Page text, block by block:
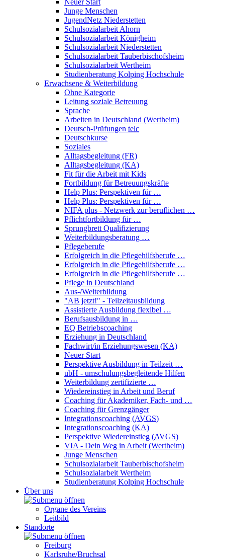
Neuer Start
Junge Menschen
JugendNetz Niederstetten
Schulsozialarbeit Ahorn
Schulsozialarbeit Königheim
Schulsozialarbeit Niederstetten
Schulsozialarbeit Tauberbischofsheim
Schulsozialarbeit Wertheim
Studienberatung Kolping Hochschule
Erwachsene & Weiterbildung
Ohne Kategorie
Leitung soziale Betreuung
Sprache
Arbeiten in Deutschland (Wertheim)
Deutsch-Prüfungen telc
Deutschkurse
Soziales
Alltagsbegleitung (FR)
Alltagsbegleitung (KA)
Fit für die Arbeit mit Kids
Fortbildung für Betreuungskräfte
Help Plus: Perspektiven für …
Help Plus: Perspektiven für …
NIFA plus - Netzwerk zur beruflichen …
Pflichtfortbildung für …
Sprungbrett Qualifizierung
Weiterbildungsberatung …
Pflegeberufe
Erfolgreich in die Pflegehilfsberufe …
Erfolgreich in die Pflegehilfsberufe …
Erfolgreich in die Pflegehilfsberufe …
Pflege in Deutschland
Aus-/Weiterbildung
"AB jetzt!" - Teilzeitausbildung
Assistierte Ausbildung flexibel …
Berufsausbildung in …
EQ Betriebscoaching
Erziehung in Deutschland
Fachwirt/in Erziehungswesen (KA)
Neuer Start
Perspektive Ausbildung in Teilzeit …
ubH - umschulungsbegleitende Hilfen
Weiterbildung zertifizierte …
Wiedereinstieg in Arbeit und Beruf
Coaching für Akademiker, Fach- und …
Coaching für Grenzgänger
Integrationscoaching (AVGS)
Integrationscoaching (KA)
Perspektive Wiedereinstieg (AVGS)
VIA - Dein Weg in Arbeit (Wertheim)
Junge Menschen
Schulsozialarbeit Tauberbischofsheim
Schulsozialarbeit Wertheim
Studienberatung Kolping Hochschule
Über uns
Organe des Vereins
Leitbild
Standorte
Freiburg
Karlsruhe/Bruchsal